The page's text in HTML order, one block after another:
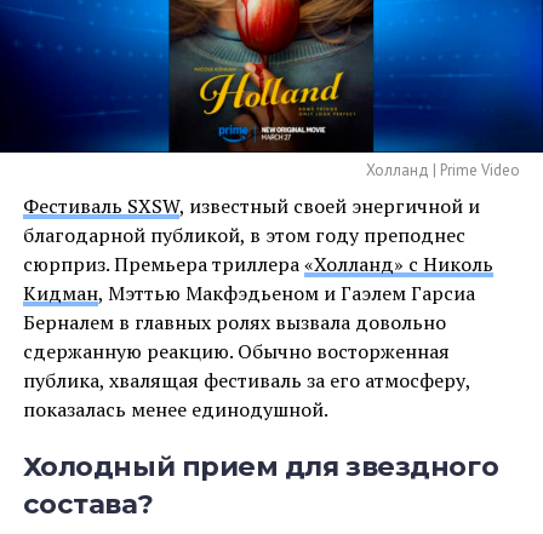
Холланд | Prime Video
Фестиваль SXSW, известный своей энергичной и
благодарной публикой, в этом году преподнес
сюрприз. Премьера триллера«Холланд» с Николь
Кидман, Мэттью Макфэдьеном и Гаэлем Гарсиа
Берналем в главных ролях вызвала довольно
сдержанную реакцию. Обычно восторженная
публика, хвалящая фестиваль за его атмосферу,
показалась менее единодушной.
Холодный прием для звездного
состава?